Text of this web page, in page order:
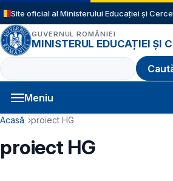
Sari la conținutul principal
Site oficial al Ministerului Educației și
GUVERNUL ROMÂNIEI
MINISTERUL EDUCAȚIEI ȘI
Caută
Meniu
Navigație principală
Cale de navigare
Acasă proiect HG
proiect HG